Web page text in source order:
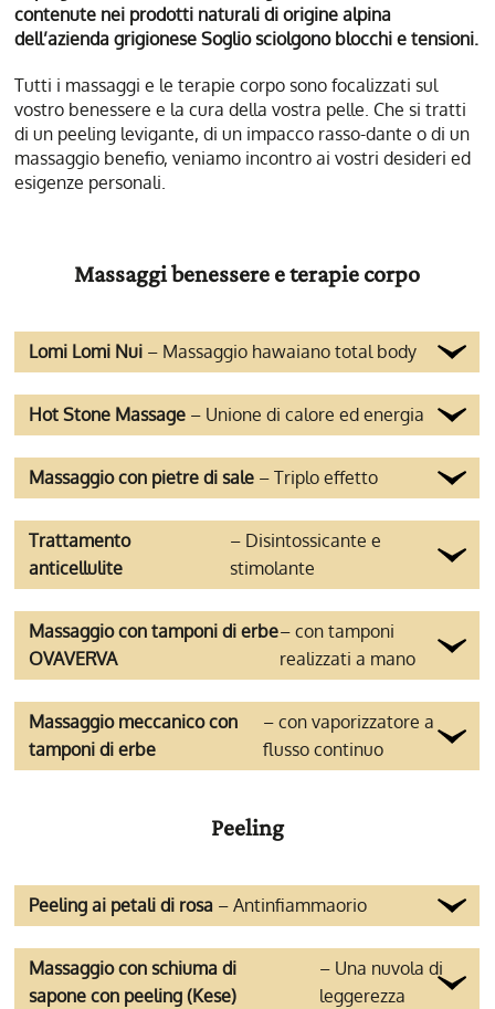
divertimento e relax.
contenute nei prodotti naturali di origine alpina
dell’azienda grigionese Soglio sciolgono blocchi e tensioni.
Tutti i massaggi e le terapie corpo sono focalizzati sul
vostro benessere e la cura della vostra pelle. Che si tratti
di un peeling levigante, di un impacco rasso-dante o di un
massaggio benefio, veniamo incontro ai vostri desideri ed
esigenze personali.
Massaggi benessere e terapie corpo
Lomi Lomi Nui – Massaggio hawaiano total body
Hot Stone Massage – Unione di calore ed energia
Massaggio con pietre di sale – Triplo effetto
Trattamento
anticellulite
– Disintossicante e
stimolante
Massaggio con tamponi di erbe
OVAVERVA
– con tamponi
realizzati a mano
Massaggio meccanico con
tamponi di erbe
– con vaporizzatore a
flusso continuo
Peeling
Peeling ai petali di rosa – Antinfiammaorio
Massaggio con schiuma di
sapone con peeling (Kese)
– Una nuvola di
leggerezza